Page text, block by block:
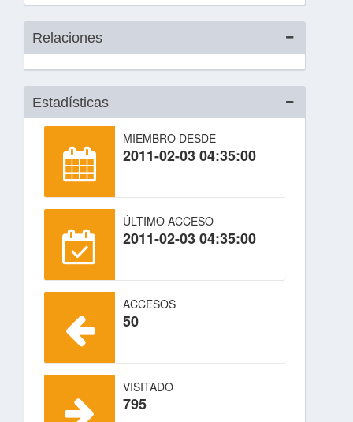
Relaciones
Estadísticas
MIEMBRO DESDE
2011-02-03 04:35:00
ÚLTIMO ACCESO
2011-02-03 04:35:00
ACCESOS
50
VISITADO
795